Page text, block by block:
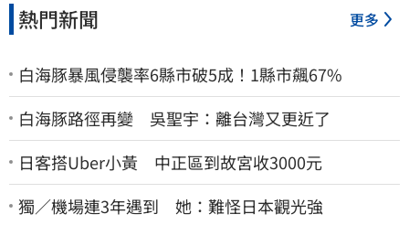
熱門新聞 更多
白海豚暴風侵襲率6縣市破5成！1縣市飆67%
白海豚路徑再變 吳聖宇：離台灣又更近了
日客搭Uber小黃 中正區到故宮收3000元
獨／機場連3年遇到 她：難怪日本觀光強